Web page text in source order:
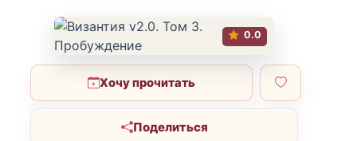
0.0
Хочу прочитать
Поделиться